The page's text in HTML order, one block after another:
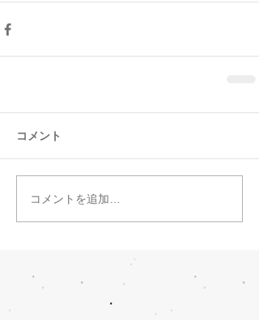
コメント
コメントを追加…